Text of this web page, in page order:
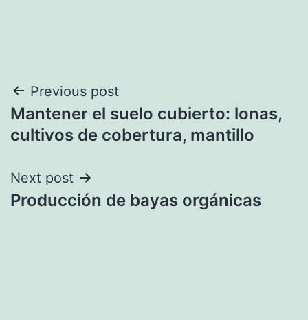
Navegación
de
Previous post
Mantener el suelo cubierto: lonas,
cultivos de cobertura, mantillo
Next post
Producción de bayas orgánicas